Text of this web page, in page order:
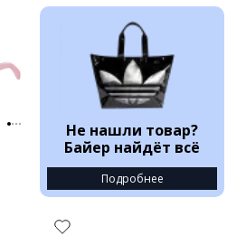
Не нашли товар?
Байер найдёт всё
Подробнее